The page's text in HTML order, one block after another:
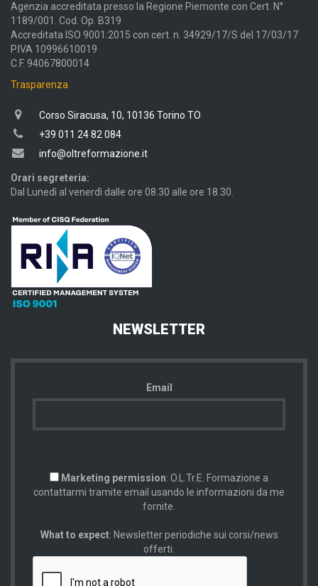
Agenzia accreditata presso la Regione Piemonte con Cert. N°
1189/001. Cod. Op. B319
Accreditata ISO 9001:2015 con cert. n. 34929/17/S del 17/03/17
P.IVA 10996610019
C.F. 94067800014
Trasparenza
Corso Siracusa, 10, 10136 Torino TO
+39 011 24 82 084
info@oltreformazione.it
Orari segreteria:
Dal Lunedì al venerdì dalle ore 08.30 alle ore 18.30.
NEWSLETTER
Email
Marketing permission: O.L.Tr.E. Formazione a
contattarmi tramite email usando le informazioni da me
fornite.
What to expect: Newsletter periodiche sui corsi/news
offerti.